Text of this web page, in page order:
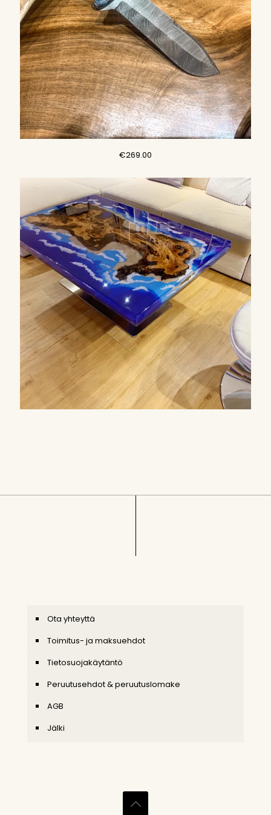
€269.00
Ota yhteyttä
Toimitus- ja maksuehdot
Tietosuojakäytäntö
Peruutusehdot & peruutuslomake
AGB
Jälki